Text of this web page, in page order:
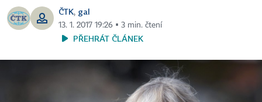
ČTK, gal
13. 1. 2017 19:26 ▪ 3 min. čtení
PŘEHRÁT ČLÁNEK